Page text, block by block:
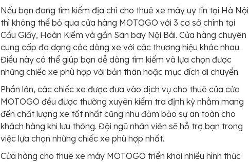
Nếu bạn đang tìm kiếm địa chỉ cho thuê xe máy uy tín tại Hà Nội
thì không thể bỏ qua cửa hàng MOTOGO với 3 cơ sở chính tại
Cầu Giấy, Hoàn Kiếm và gần Sân bay Nội Bài. Cửa hàng chuyên
cung cấp đa dạng các dòng xe với các thương hiệu khác nhau.
Điều này có thể giúp bạn dễ dàng tìm kiếm và lựa chọn được
những chiếc xe phù hợp với bản thân hoặc mục đích di chuyển.
Phần lớn, các chiếc xe được đưa vào dịch vụ cho thuê của cửa
MOTOGO đều được thường xuyên kiểm tra định kỳ nhằm mang
đến chất lượng xe tốt nhất cũng như đảm bảo sự an toàn cho
khách hàng khi lưu thông. Đội ngũ nhân viên sẽ hỗ trợ bạn trong
việc lựa chọn những chiếc xe phù hợp nhất.
Cửa hàng cho thuê xe máy MOTOGO triển khai nhiều hình thức